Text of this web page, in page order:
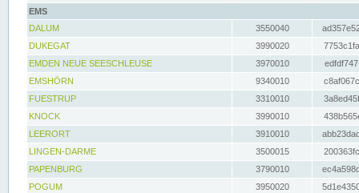
EMS
DALUM
3550040
DUKEGAT
3990020
EMDEN NEUE SEESCHLEUSE
3970010
EMSHÖRN
9340010
FUESTRUP
3310010
KNOCK
3990010
LEERORT
3910010
LINGEN-DARME
3500015
PAPENBURG
3790010
POGUM
3950020